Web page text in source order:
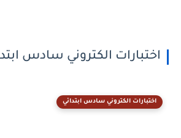
اختبارات الكتروني سادس
اختبارات الكتروني سادس ابتدائي